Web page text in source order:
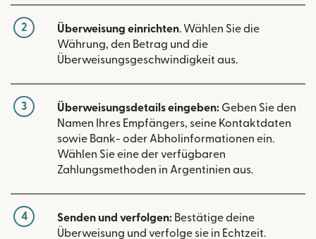
2 Überweisung einrichten. Wählen Sie die
Währung, den Betrag und die
Überweisungsgeschwindigkeit aus.
3 Überweisungsdetails eingeben: Geben Sie den
Namen Ihres Empfängers, seine Kontaktdaten
sowie Bank- oder Abholinformationen ein.
Wählen Sie eine der verfügbaren
Zahlungsmethoden in Argentinien aus.
4 Senden und verfolgen: Bestätige deine
Überweisung und verfolge sie in Echtzeit.